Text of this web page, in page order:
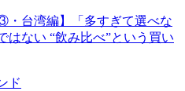
・台湾編】「多すぎて選べな
はない “飲み比べ”という買い
ド